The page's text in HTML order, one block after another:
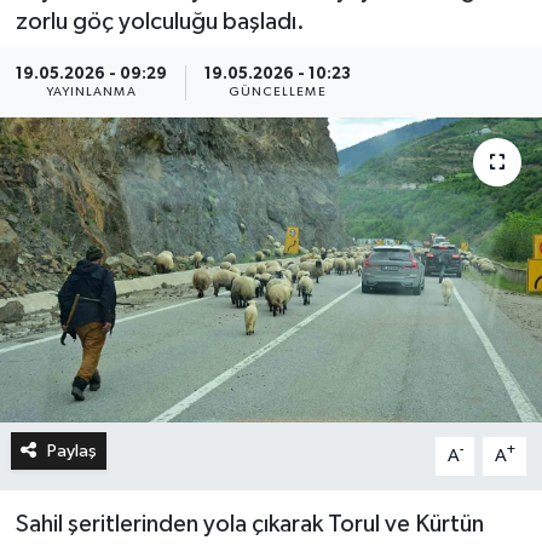
zorlu göç yolculuğu başladı.
19.05.2026 - 09:29
YAYINLANMA
19.05.2026 - 10:23
GÜNCELLEME
Paylaş A- A+
Sahil şeritlerinden yola çıkarak Torul ve Kürtün
Haber Arşivi